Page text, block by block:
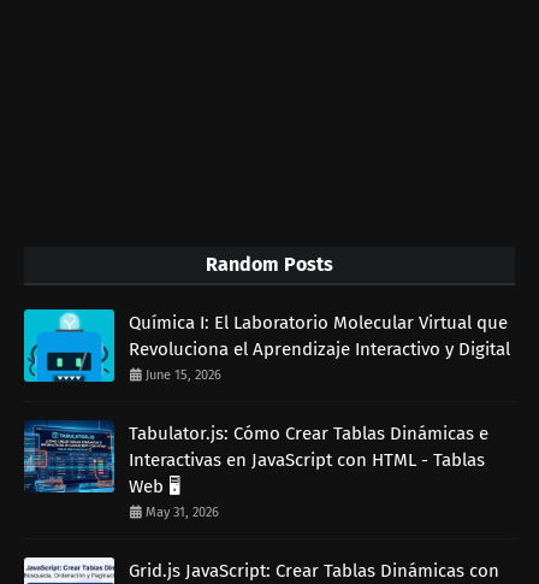
Random Posts
Química I: El Laboratorio Molecular Virtual que
Revoluciona el Aprendizaje Interactivo y Digital
June 15, 2026
Tabulator.js: Cómo Crear Tablas Dinámicas e
Interactivas en JavaScript con HTML - Tablas
Web 🖥️
May 31, 2026
Grid.js JavaScript: Crear Tablas Dinámicas con